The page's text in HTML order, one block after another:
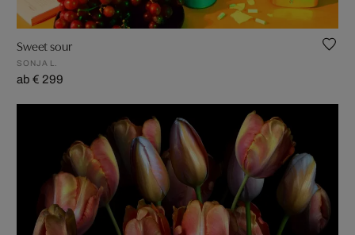
Sweet sour
SONJA L.
ab € 299